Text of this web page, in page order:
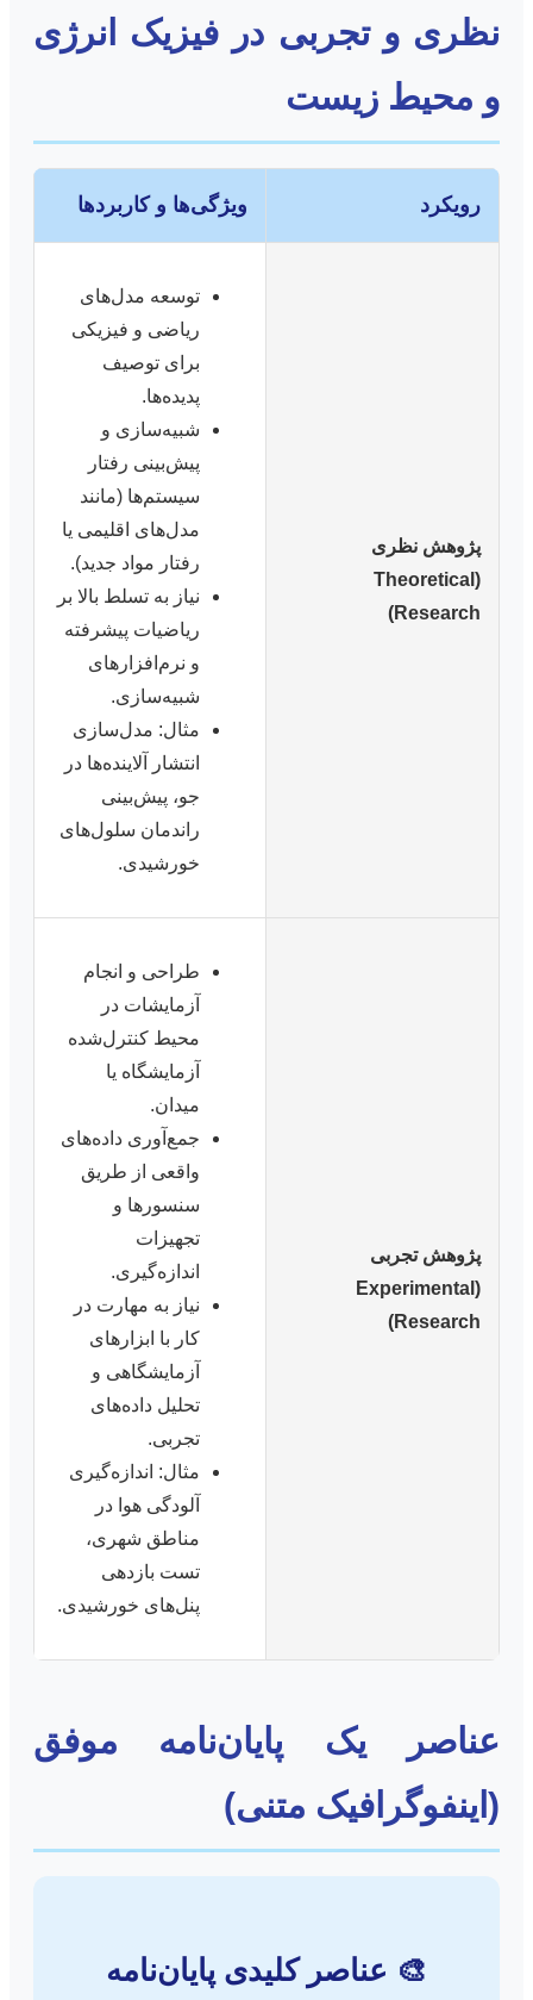
نظری و تجربی در فیزیک انرژی
و محیط زیست
رویکرد ویژگی‌ها و کاربردها
پژوهش نظری
(Theoretical
Research)
توسعه مدل‌های
ریاضی و فیزیکی
برای توصیف
پدیده‌ها.
شبیه‌سازی و
پیش‌بینی رفتار
سیستم‌ها (مانند
مدل‌های اقلیمی یا
رفتار مواد جدید).
نیاز به تسلط بالا بر
ریاضیات پیشرفته
و نرم‌افزارهای
شبیه‌سازی.
مثال: مدل‌سازی
انتشار آلاینده‌ها در
جو، پیش‌بینی
راندمان سلول‌های
خورشیدی.
پژوهش تجربی
(Experimental
Research)
طراحی و انجام
آزمایشات در
محیط کنترل‌شده
آزمایشگاه یا
میدان.
جمع‌آوری داده‌های
واقعی از طریق
سنسورها و
تجهیزات
اندازه‌گیری.
نیاز به مهارت در
کار با ابزارهای
آزمایشگاهی و
تحلیل داده‌های
تجربی.
مثال: اندازه‌گیری
آلودگی هوا در
مناطق شهری،
تست بازدهی
پنل‌های خورشیدی.
عناصر یک پایان‌نامه موفق
(اینفوگرافیک متنی)
🎨 عناصر کلیدی پایان‌نامه